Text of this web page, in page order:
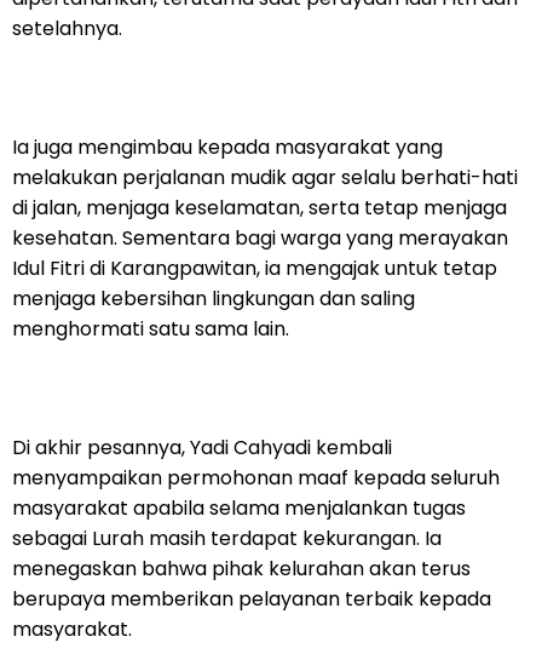
setelahnya.
Ia juga mengimbau kepada masyarakat yang
melakukan perjalanan mudik agar selalu berhati-hati
di jalan, menjaga keselamatan, serta tetap menjaga
kesehatan. Sementara bagi warga yang merayakan
Idul Fitri di Karangpawitan, ia mengajak untuk tetap
menjaga kebersihan lingkungan dan saling
menghormati satu sama lain.
Di akhir pesannya, Yadi Cahyadi kembali
menyampaikan permohonan maaf kepada seluruh
masyarakat apabila selama menjalankan tugas
sebagai Lurah masih terdapat kekurangan. Ia
menegaskan bahwa pihak kelurahan akan terus
berupaya memberikan pelayanan terbaik kepada
masyarakat.